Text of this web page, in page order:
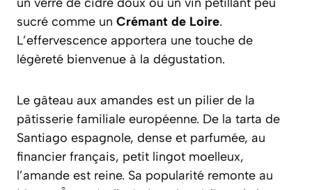
sucré comme un Crémant de Loire.
L’effervescence apportera une touche de
légèreté bienvenue à la dégustation.
Le gâteau aux amandes est un pilier de la
pâtisserie familiale européenne. De la tarta de
Santiago espagnole, dense et parfumée, au
financier français, petit lingot moelleux,
l’amande est reine. Sa popularité remonte au